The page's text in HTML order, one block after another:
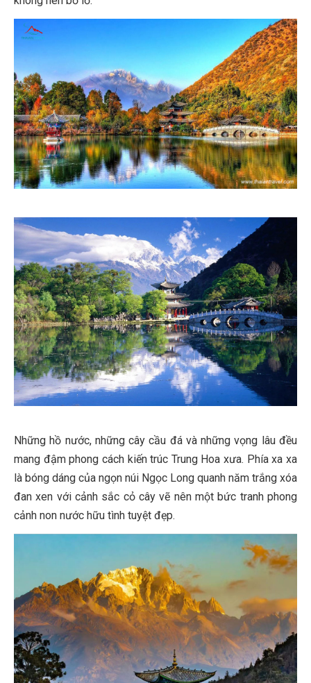
Những hồ nước, những cây cầu đá và những vọng lâu đều
mang đậm phong cách kiến trúc Trung Hoa xưa. Phía xa xa
là bóng dáng của ngọn núi Ngọc Long quanh năm trắng xóa
đan xen với cảnh sắc cỏ cây vẽ nên một bức tranh phong
cảnh non nước hữu tình tuyệt đẹp.